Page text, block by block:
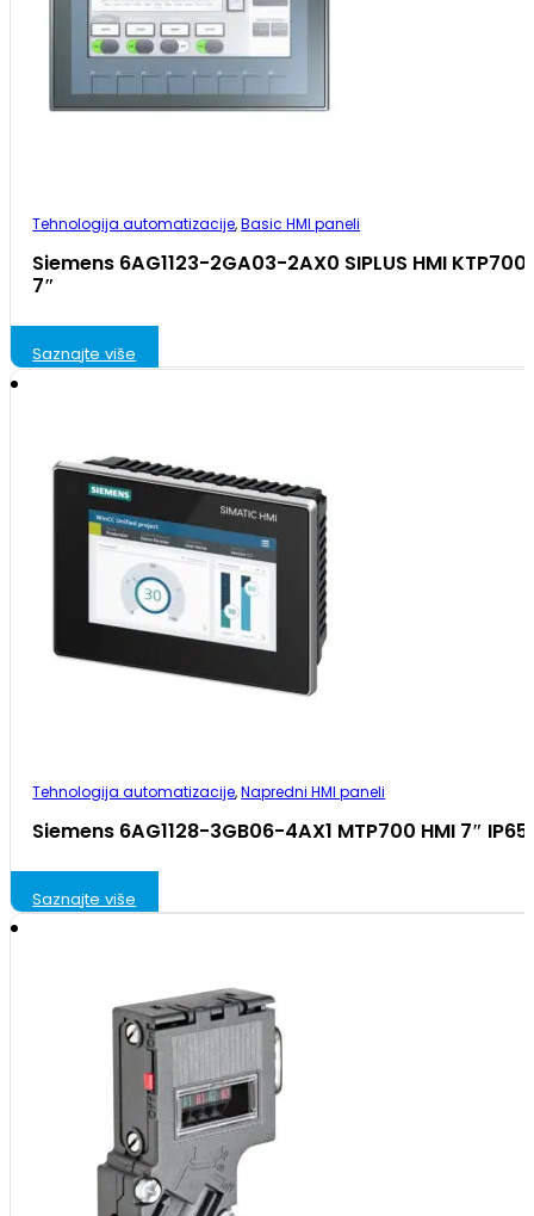
Tehnologija automatizacije,Basic HMI paneli
Siemens 6AG1123-2GA03-2AX0 SIPLUS HMI KTP700
7″
Saznajte više
Tehnologija automatizacije,Napredni HMI paneli
Siemens 6AG1128-3GB06-4AX1 MTP700 HMI 7″
Saznajte više